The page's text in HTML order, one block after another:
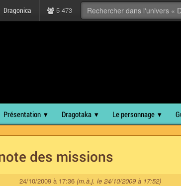
Dragonica 5 473
Présentation Dragotaka Le personnage
des missions
24/10/2009 à 17:36 (m.à.j. le 24/10/2009 à 17:52)